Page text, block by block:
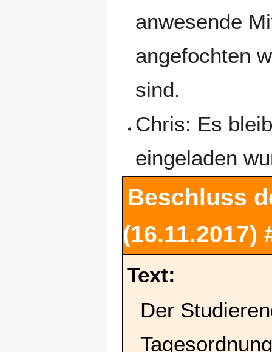
anwesende
angefochten
sind.
Chris: Es
eingeladen
Beschluss
Text:
Der